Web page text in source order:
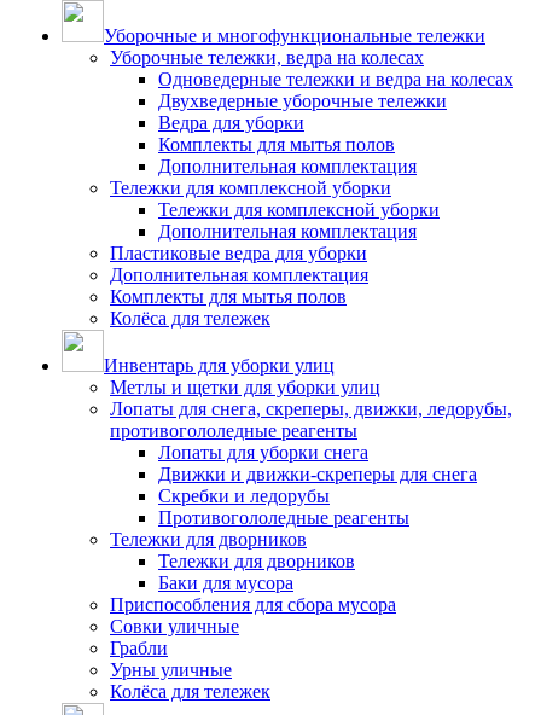
Уборочные и многофункциональные тележки
Уборочные тележки, ведра на колесах
Одноведерные тележки и ведра на колесах
Двухведерные уборочные тележки
Ведра для уборки
Комплекты для мытья полов
Дополнительная комплектация
Тележки для комплексной уборки
Тележки для комплексной уборки
Дополнительная комплектация
Пластиковые ведра для уборки
Дополнительная комплектация
Комплекты для мытья полов
Колёса для тележек
Инвентарь для уборки улиц
Метлы и щетки для уборки улиц
Лопаты для снега, скреперы, движки, ледорубы,
противогололедные реагенты
Лопаты для уборки снега
Движки и движки-скреперы для снега
Скребки и ледорубы
Противогололедные реагенты
Тележки для дворников
Тележки для дворников
Баки для мусора
Приспособления для сбора мусора
Совки уличные
Грабли
Урны уличные
Колёса для тележек